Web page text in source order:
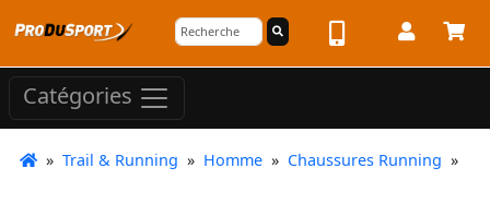
Catégories
» Trail & Running » Homme » Chaussures Running »